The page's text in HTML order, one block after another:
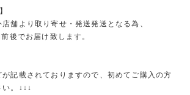
舗より取り寄せ・発送発送となる為、
後でお届け致します。
記載されておりますので、初めてご購入の方
。↓↓↓